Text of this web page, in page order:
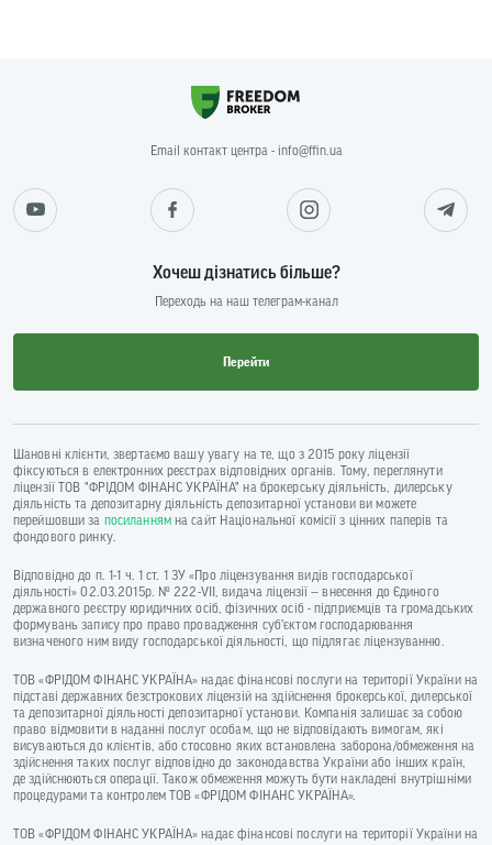
Email контакт центра - info@ffin.ua
Хочеш дізнатись більше?
Переходь на наш телеграм-канал
Перейти
Шановні клієнти, звертаємо вашу увагу на те, що з 2015 року ліцензії
фіксуються в електронних реєстрах відповідних органів. Тому, переглянути
ліцензії ТОВ "ФРІДОМ ФІНАНС УКРАЇНА" на брокерську діяльність, дилерську
діяльність та депозитарну діяльність депозитарної установи ви можете
перейшовши за посиланнямна сайт Національної комісії з цінних паперів та
фондового ринку.
Відповідно до п. 1-1 ч. 1 ст. 1 ЗУ «Про ліцензування видів господарської
діяльності» 02.03.2015р. № 222-VII, видача ліцензії — внесення до Єдиного
державного реєстру юридичних осіб, фізичних осіб - підприємців та громадських
формувань запису про право провадження суб’єктом господарювання
визначеного ним виду господарської діяльності, що підлягає ліцензуванню.
ТОВ «ФРІДОМ ФІНАНС УКРАЇНА» надає фінансові послуги на території України на
підставі державних безстрокових ліцензій на здійснення брокерської, дилерської
та депозитарної діяльності депозитарної установи. Компанія залишає за собою
право відмовити в наданні послуг особам, що не відповідають вимогам, які
висуваються до клієнтів, або стосовно яких встановлена заборона/обмеження на
здійснення таких послуг відповідно до законодавства України або інших країн,
де здійснюються операції. Також обмеження можуть бути накладені внутрішніми
процедурами та контролем ТОВ «ФРІДОМ ФІНАНС УКРАЇНА».
ТОВ «ФРІДОМ ФІНАНС УКРАЇНА» надає фінансові послуги на території України на